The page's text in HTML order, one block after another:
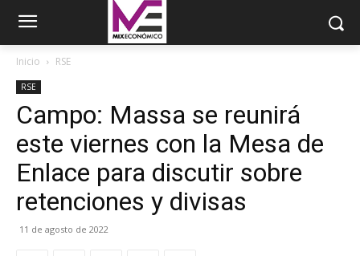
Inicio RSE
RSE
Campo: Massa se reunirá
este viernes con la Mesa de
Enlace para discutir sobre
retenciones y divisas
11 de agosto de 2022